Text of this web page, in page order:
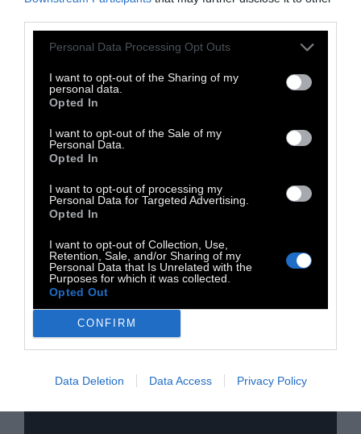
Personal Data Processing Opt Outs
I want to opt-out of the Sharing of my
personal data.
Opted In
I want to opt-out of the Sale of my
Personal Data.
Opted In
I want to opt-out of processing my
Personal Data for Targeted Advertising.
Opted In
I want to opt-out of Collection, Use,
Retention, Sale, and/or Sharing of my
Personal Data that Is Unrelated with the
Purposes for which it was collected.
Opted Out
CONFIRM
Data Deletion Data Access Privacy Policy
ιστορική μνήμη και η οικονομική
εκμετάλλευση ενός τόσο ιδιαίτερου τόπου.
Αποφασίσαμε να δημιουργήσουμε αυτό το
ντοκιμαντέρ με αφορμή το γεγονός πως η
Σαμαριά είναι
της Ελλάδας με εισιτήριο εισόδου
αλλά και
επειδή αντίστοιχες συζητήσεις και
άλλους εθνικούς δρυμούς, όπως η Πάρνηθα
και ο Όλυμπος.
επιχειρούμε να συμβάλουμε σε έναν ευρύτερο
διάλογο για το μέλλον των προστατευόμενων
περιοχών σε μια περίοδο που το φυσικό
περιβάλλον δεν αντιμετωπίζεται ως
κοινωνικό αγαθό αλλά ως πηγή κέρδους και
εμπόρευμα».